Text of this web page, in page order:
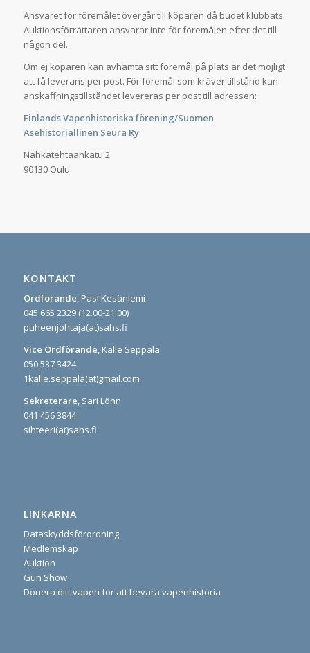
Ansvaret för föremålet övergår till köparen då budet klubbats.
Auktionsförrättaren ansvarar inte för föremålen efter det till
någon del.
Om ej köparen kan avhämta sitt föremål på plats är det möjligt
att få leverans per post. För föremål som kräver tillstånd kan
anskaffningstillståndet levereras per post till adressen:
Finlands Vapenhistoriska förening/Suomen
Asehistoriallinen Seura Ry
Nahkatehtaankatu 2
90130 Oulu
KONTAKT
Ordförande, Pasi Kesäniemi
045 665 2329 (12.00-21.00)
puheenjohtaja(at)sahs.fi
Vice Ordförande, Kalle Seppälä
050 537 3424
1kalle.seppala(at)gmail.com
Sekreterare, Sari Lönn
041 456 3844
sihteeri(at)sahs.fi
LINKARNA
Dataskyddsförordning
Medlemskap
Auktion
Gun Show
Donera ditt vapen för att bevara vapenhistoria